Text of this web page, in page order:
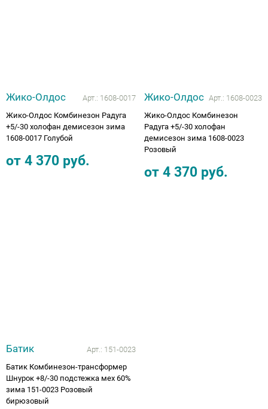
Жико-Олдос Арт.: 1608-0017
Жико-Олдос Комбинезон Радуга
+5/-30 холофан демисезон зима
1608-0017 Голубой
от 4 370 руб.
Жико-Олдос Арт.: 1608-0023
Жико-Олдос Комбинезон
Радуга +5/-30 холофан
демисезон зима 1608-0023
Розовый
от 4 370 руб.
Батик Арт.: 151-0023
Батик Комбинезон-трансформер
Шнурок +8/-30 подстежка мех 60%
зима 151-0023 Розовый
бирюзовый